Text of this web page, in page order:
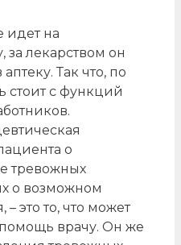
идет на
за лекарством он
Так что, по
стоит с функций
о
тревожных
о возможном
это то, что может
врачу. Он же